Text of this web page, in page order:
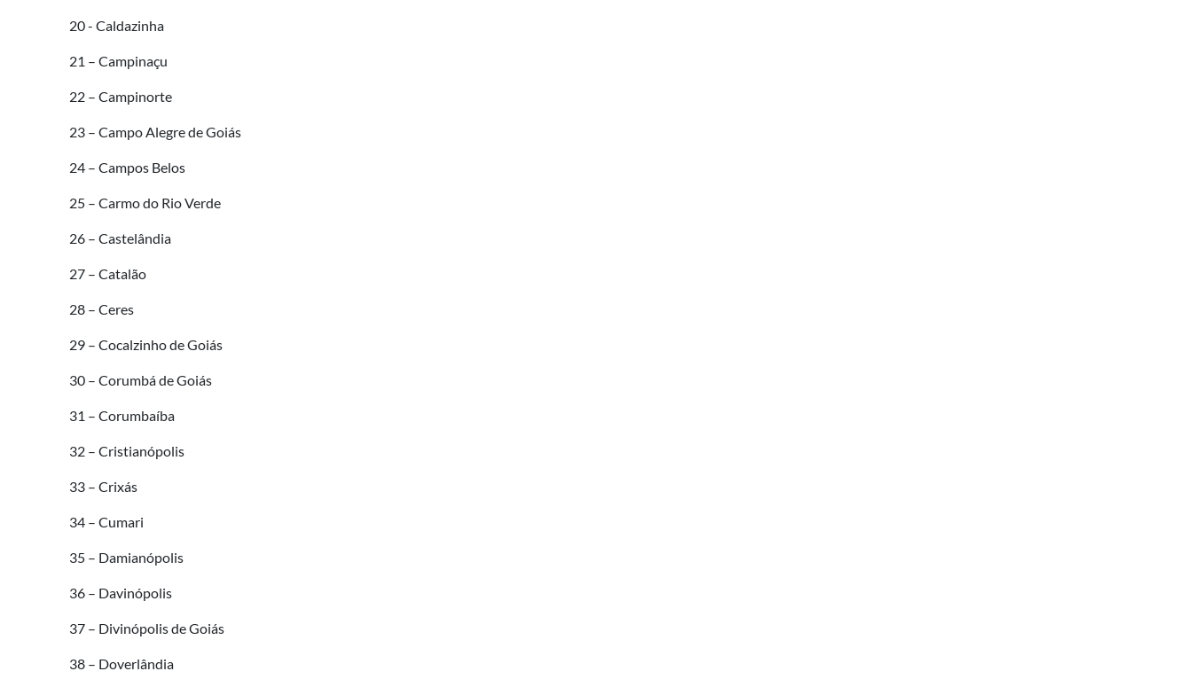
20 - Caldazinha
21 – Campinaçu
22 – Campinorte
23 – Campo Alegre de Goiás
24 – Campos Belos
25 – Carmo do Rio Verde
26 – Castelândia
27 – Catalão
28 – Ceres
29 – Cocalzinho de Goiás
30 – Corumbá de Goiás
31 – Corumbaíba
32 – Cristianópolis
33 – Crixás
34 – Cumari
35 – Damianópolis
36 – Davinópolis
37 – Divinópolis de Goiás
38 – Doverlândia